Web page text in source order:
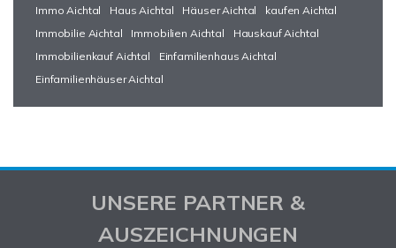
Immo Aichtal Haus Aichtal Häuser Aichtal
kaufen Aichtal
Immobilie Aichtal
Immobilien Aichtal
Hauskauf Aichtal
Immobilienkauf Aichtal
Einfamilienhaus Aichtal
Einfamilienhäuser Aichtal
UNSERE PARTNER &
AUSZEICHNUNGEN